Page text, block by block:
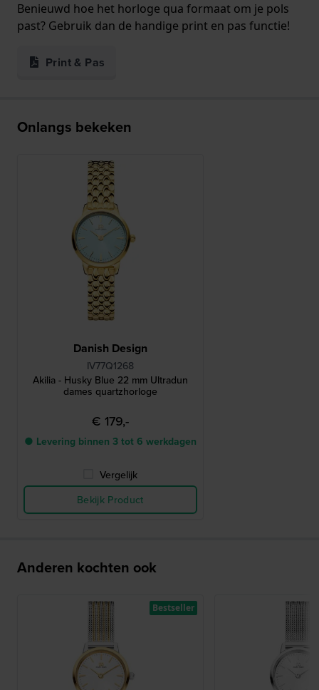
Benieuwd hoe het horloge qua formaat om je pols
past? Gebruik dan de handige print en pas functie!
Print & Pas
Onlangs bekeken
Danish Design
IV77Q1268
Akilia - Husky Blue 22 mm Ultradun
dames quartzhorloge
€ 179,-
● Levering binnen 3 tot 6 werkdagen
Vergelijk
Bekijk Product
Anderen kochten ook
Bestseller